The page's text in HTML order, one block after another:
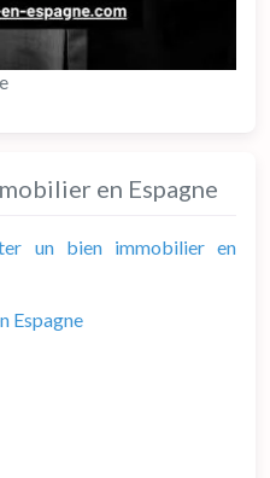
en Espagne
un bien immobilier en
Espagne